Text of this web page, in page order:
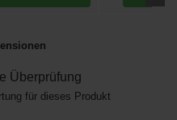
Überprüfung
für dieses Produkt